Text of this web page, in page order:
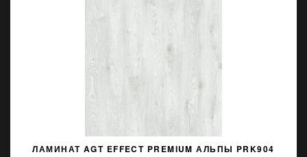
ЛАМИНАТ AGT EFFECT PREMIUM АЛЬПЫ PRK904